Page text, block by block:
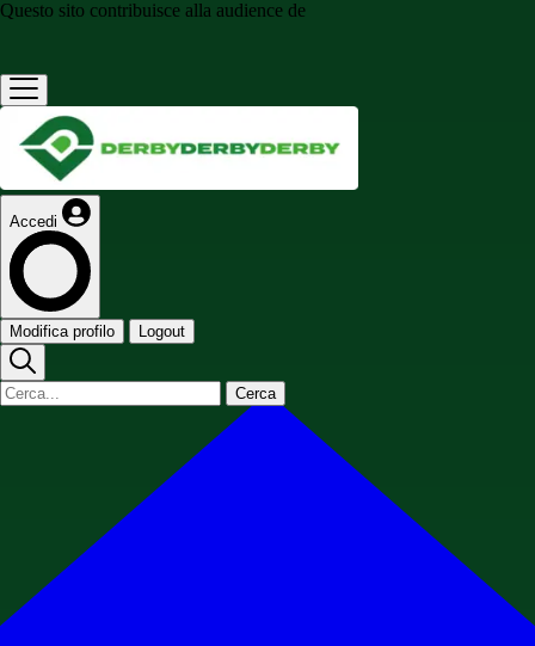
Questo sito contribuisce alla audience de
Accedi
Modifica profilo Logout
Cerca